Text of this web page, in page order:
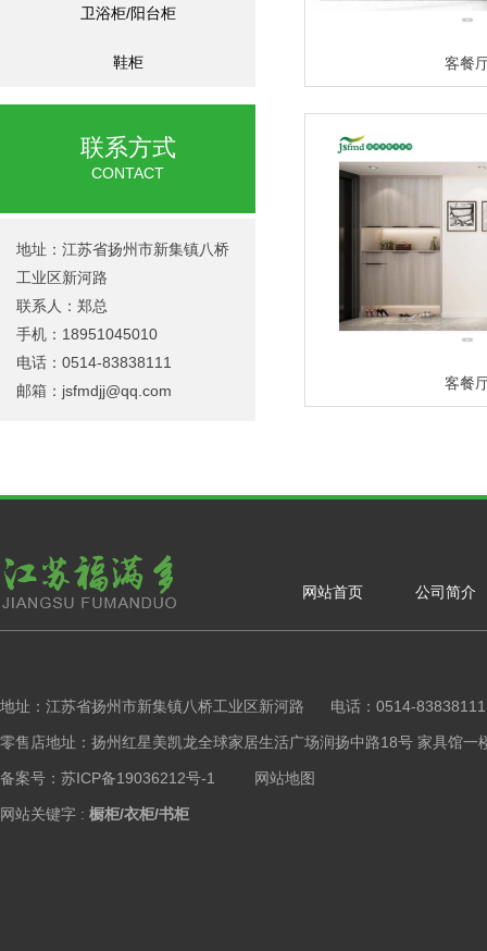
卫浴柜/阳台柜
鞋柜
联系方式
CONTACT
地址：江苏省扬州市新集镇八桥
工业区新河路
联系人：郑总
手机：18951045010
电话：0514-83838111
邮箱：jsfmdjj@qq.com
客餐
客餐
网站首页 公司简介
地址：江苏省扬州市新集镇八桥工业区新河路 电话：0514-
零售店地址：扬州红星美凯龙全球家居生活广场润扬中路18号 家具
备案号：苏ICP备19036212号-1 网站地图
网站关键字 : 橱柜/衣柜/书柜